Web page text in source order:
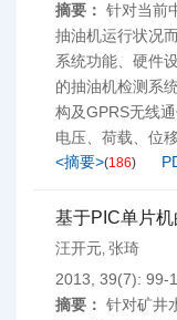
摘要： 针对当前
抽油机运行状况
系统功能、硬件
的抽油机检测系
构及GPRS无线
电压、荷载、位
<摘要>(186)
基于PIC单片
汪开元, 张琦
2013, 39(7): 99-
摘要： 针对矿井